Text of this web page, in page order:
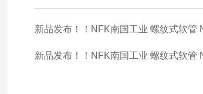
新品发布！！NFK南国工业 螺纹式软管
新品发布！！NFK南国工业 螺纹式软管